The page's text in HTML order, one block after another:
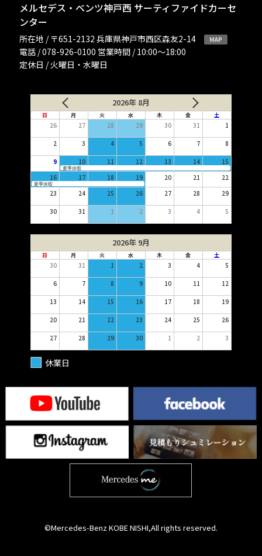
メルセデス・ベンツ神戸西 サーティファイドカーセ
ンター
所在地 / 〒651-2132 兵庫県神戸市西区森友2-14
電話 / 078-926-0100 営業時間 / 10:00〜18:00
定休日 / 火曜日・水曜日
2026年 8月
日 月 火 水 木 金 土
26 27 28 29 30 31 1
2 3 4 5 6 7 8
9 10 11 12 13 14 15
夏季休暇
16 17 18 19 20 21 22
夏季休暇
23 24 25 26 27 28 29
30 31 1 2 3 4 5
2026年 9月
日 月 火 水 木 金 土
30 31 1 2 3 4 5
6 7 8 9 10 11 12
13 14 15 16 17 18 19
20 21 22 23 24 25 26
27 28 29 30 1 2 3
休業日
©Mercedes-Benz KOBE NISHI,All rights reserved.